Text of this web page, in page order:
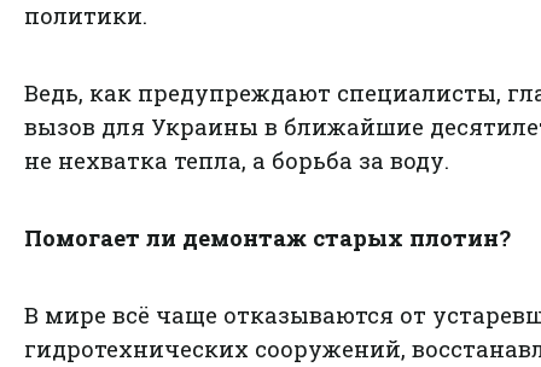
политики.
Ведь, как предупреждают специалисты,
вызов для Украины в ближайшие
не нехватка тепла, а борьба за воду.
Помогает ли демонтаж старых плотин?
В мире всё чаще отказываются от
гидротехнических сооружений,